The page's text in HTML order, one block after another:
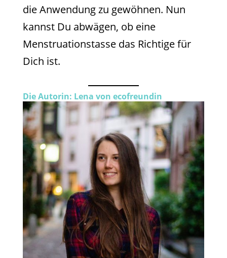
die Anwendung zu gewöhnen. Nun
kannst Du abwägen, ob eine
Menstruationstasse das Richtige für
Dich ist.
Die Autorin: Lena von ecofreundin